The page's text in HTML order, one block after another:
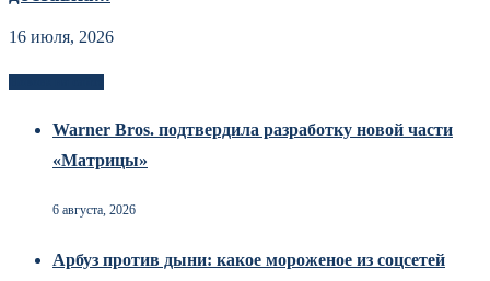
16 июля, 2026
Warner Bros. подтвердила разработку новой части
«Матрицы»
6 августа, 2026
Арбуз против дыни: какое мороженое из соцсетей